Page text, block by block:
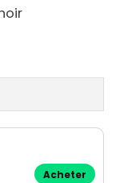
Acheter